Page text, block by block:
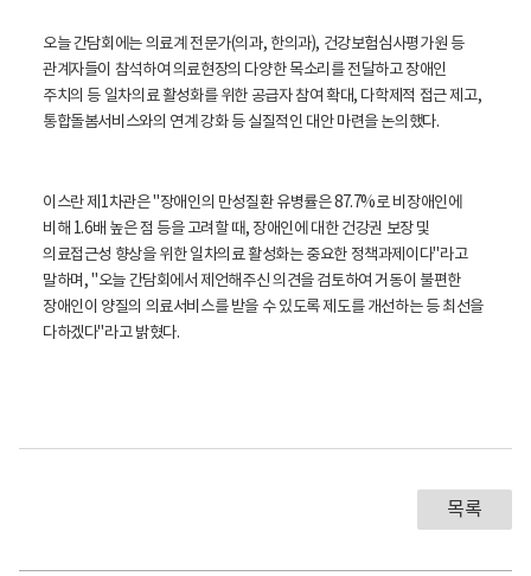
오늘 간담회에는 의료계 전문가(의과, 한의과), 건강보험심사평가원 등
관계자들이 참석하여 의료현장의 다양한 목소리를 전달하고 장애인
주치의 등 일차의료 활성화를 위한 공급자 참여 확대, 다학제적 접근 제고,
통합돌봄서비스와의 연계 강화 등 실질적인 대안 마련을 논의했다.
이스란 제1차관은 "장애인의 만성질환 유병률은 87.7%로 비장애인에
비해 1.6배 높은 점 등을 고려할 때, 장애인에 대한 건강권 보장 및
의료접근성 향상을 위한 일차의료 활성화는 중요한 정책과제이다"라고
말하며, "오늘 간담회에서 제언해주신 의견을 검토하여 거동이 불편한
장애인이 양질의 의료서비스를 받을 수 있도록 제도를 개선하는 등 최선을
다하겠다"라고 밝혔다.
목록